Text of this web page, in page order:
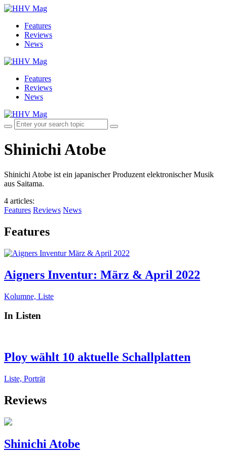
Features
Reviews
News
Features
Reviews
News
Shinichi Atobe
Shinichi Atobe ist ein japanischer Produzent elektronischer Musik
aus Saitama.
4 articles:
Features Reviews News
Features
Aigners Inventur: März & April 2022
Kolumne, Liste
In Listen
Ploy wählt 10 aktuelle Schallplatten
Liste, Porträt
Reviews
Shinichi Atobe